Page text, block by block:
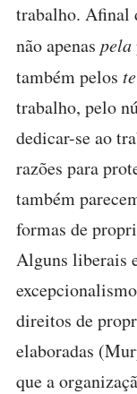
trabalho. Afinal
não apenas pela
também pelos
trabalho, pelo
dedicar-se ao
razões para
também
formas de
Alguns liberais
direitos de
elaboradas
que a